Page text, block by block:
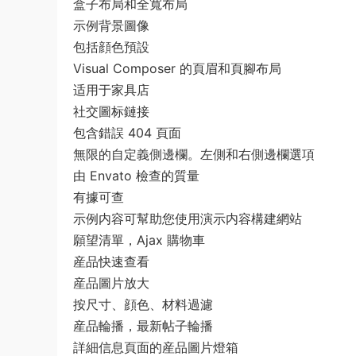
盒子布局和全寬布局
示例背景圖像
包括顔色預設
Visual Composer 的頁眉和頁腳布局
适用于家具店
社交圖标鏈接
包含錯誤 404 頁面
無限的自定義側邊欄。左側和右側邊欄選項
由 Envato 檢查的質量
有據可查
示例内容可幫助您使用演示内容構建網站
願望清單，Ajax 購物車
産品快速查看
産品圖片放大
按尺寸、顔色、材料過濾
産品輪播，最新帖子輪播
詳細信息頁面的産品圖片燈箱